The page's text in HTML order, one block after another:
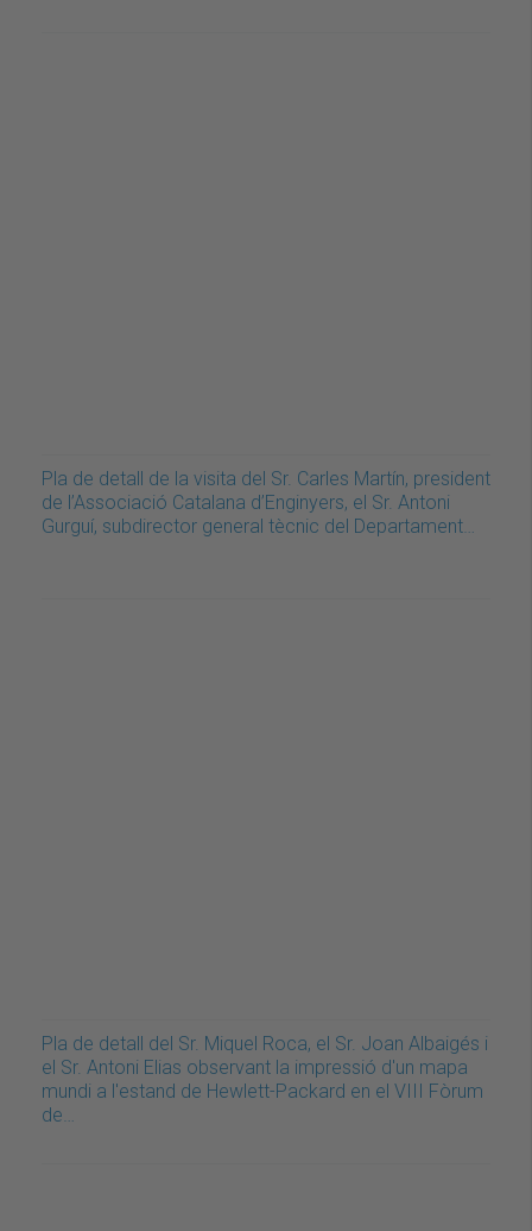
Pla de detall de la visita del Sr. Carles Martín, president
de l’Associació Catalana d’Enginyers, el Sr. Antoni
Gurguí, subdirector general tècnic del Departament…
Pla de detall del Sr. Miquel Roca, el Sr. Joan Albaigés i
el Sr. Antoni Elias observant la impressió d'un mapa
mundi a l'estand de Hewlett-Packard en el VIII Fòrum
de…